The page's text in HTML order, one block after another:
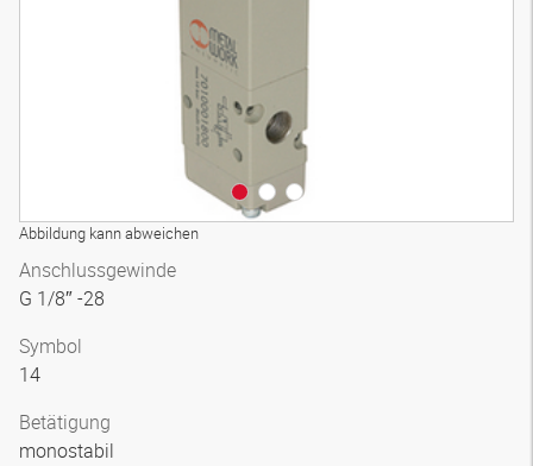
Abbildung kann abweichen
Anschlussgewinde
G 1/8″ -28
Symbol
14
Betätigung
monostabil